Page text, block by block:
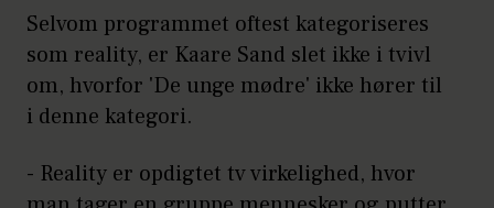
Selvom programmet oftest kategoriseres
som reality, er Kaare Sand slet ikke i tvivl
om, hvorfor 'De unge mødre' ikke hører til
i denne kategori.
- Reality er opdigtet tv virkelighed, hvor